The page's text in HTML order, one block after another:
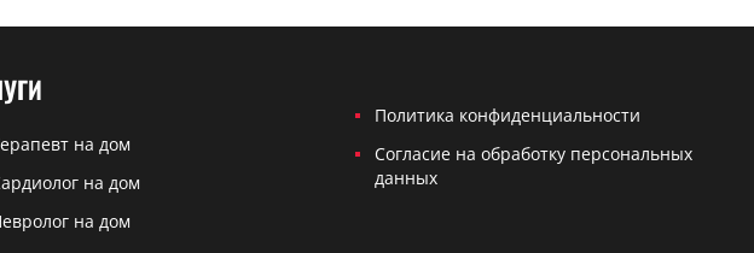
на дом
на дом
на дом
Политика конфиденциальности
Согласие на обработку персональных
данных